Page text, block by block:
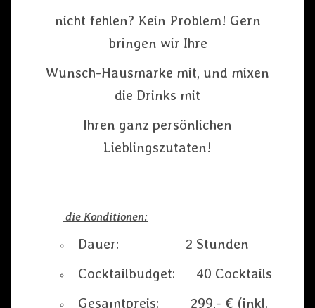
nicht fehlen? Kein Problem! Gern
bringen wir Ihre
Wunsch-Hausmarke mit, und mixen
die Drinks mit
Ihren ganz persönlichen
Lieblingszutaten!
die Konditionen:
Dauer: 2 Stunden
Cocktailbudget: 40 Cocktails
Gesamtpreis: 299,- € (inkl.